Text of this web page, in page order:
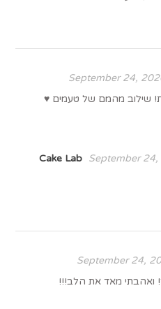
September 24,
שילוב מהמם של טעמים ♥
Cake Lab
September
September 24,
ואהבתי מאד את הלב!!!